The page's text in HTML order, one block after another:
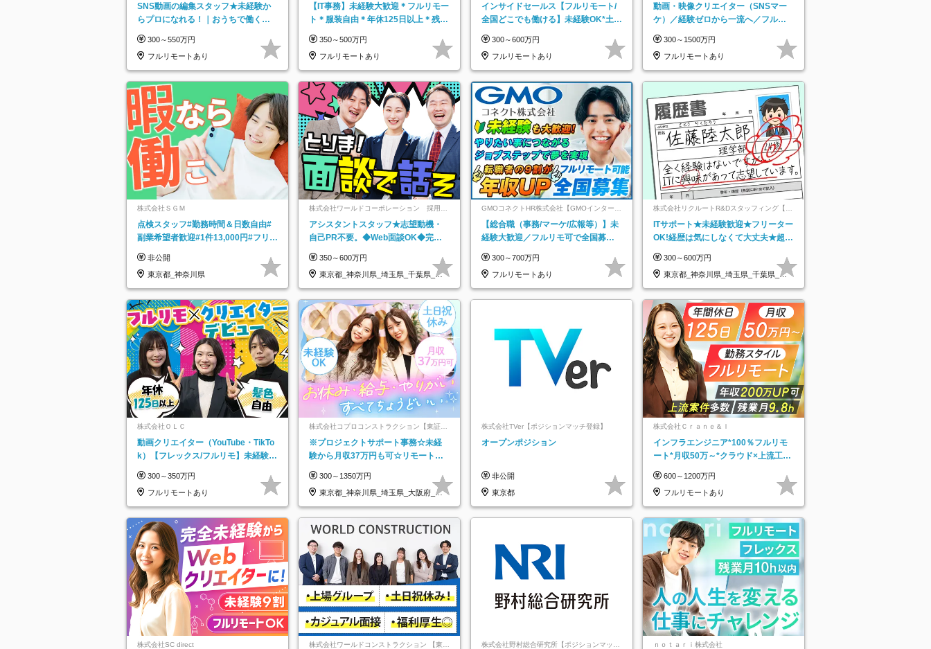
SNS動画の編集スタッフ★未経験か
らプロになれる！｜おうちで働くフ
300～550万円
フルリモートあり
【IT事務】未経験大歓迎＊フルリモー
ト＊服装自由＊年休125日以上＊残業
350～500万円
フルリモートあり
インサイドセールス【フルリモート/
全国どこでも働ける】未経験OK*土日
300～600万円
フルリモートあり
動画・映像クリエイター（SNSマー
ケ）／経験ゼロから一流へ／フルリ
日以上
300～1500万円
フルリモートあり
株式会社ＳＧＭ
点検スタッフ#勤務時間＆日数自由#
副業希望者歓迎#1件13,000円#フリー
非公開
東京都_神奈川県
株式会社ワールドコーポレーション 採用事
アシスタントスタッフ★志望動機・
自己PR不要。◆Web面談OK◆完全
350～600万円
東京都_神奈川県_埼玉県_千葉県_大
阪府…
GMOコネクトHR株式会社【GMOインターネ
ットグループ】
【総合職（事務/マーケ/広報等）】未
経験大歓迎／フルリモ可で全国募
★
300～700万円
フルリモートあり
株式会社リクルートR&Dスタッフィング【リ
クルートグループ】
ITサポート★未経験歓迎★フリーター
OK!経歴は気にしなくて大丈夫★超大
300～600万円
東京都_神奈川県_埼玉県_千葉県_大
阪府…
株式会社ＯＬＣ
動画クリエイター（YouTube・TikTo
k）【フレックス/フルリモ】未経験O
300～350万円
フルリモートあり
株式会社コプロコンストラクション【東証プ
ライム上場コプロ・ホールディングス子会
社】
※プロジェクトサポート事務☆未経
験から月収37万円も可☆リモート研
b
300～1350万円
東京都_神奈川県_埼玉県_大阪府_愛
知県…
株式会社TVer【ポジションマッチ登録】
オープンポジション
非公開
東京都
株式会社Ｃｒａｎｅ＆Ｉ
インフラエンジニア*100％フルリモ
ート*月収50万～*クラウド×上流工程
600～1200万円
フルリモートあり
株式会社SC direct 株式会社ワールドコンストラクション 【東証 株式会社野村総合研究所【ポジションマッチ ｎｏｔａｒｉ株式会社